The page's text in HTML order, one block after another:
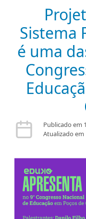
Sistema
é uma
Publicado em
Atualizado em